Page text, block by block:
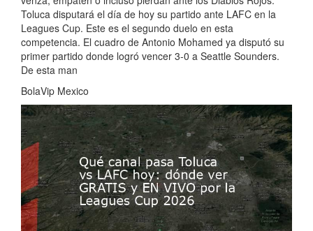
Toluca disputará el día de hoy su partido ante LAFC en la
Leagues Cup. Este es el segundo duelo en esta
competencia. El cuadro de Antonio Mohamed ya disputó su
primer partido donde logró vencer 3-0 a Seattle Sounders.
De esta man
BolaVip Mexico